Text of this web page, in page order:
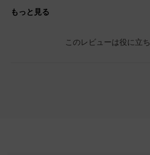
もっと見る
このレビューは役に立